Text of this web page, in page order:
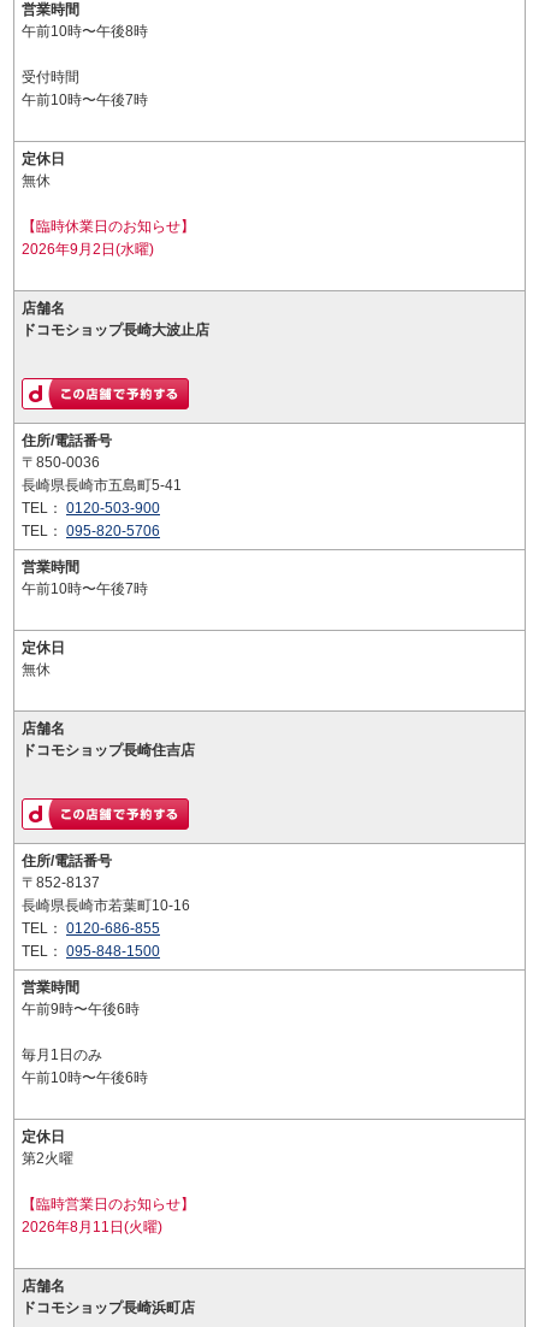
営業時間
午前10時〜午後8時
受付時間
午前10時〜午後7時
定休日
無休
【臨時休業日のお知らせ】
2026年9月2日(水曜)
店舗名
ドコモショップ長崎大波止店
住所/電話番号
〒850-0036
長崎県長崎市五島町5-41
TEL： 0120-503-900
TEL： 095-820-5706
営業時間
午前10時〜午後7時
定休日
無休
店舗名
ドコモショップ長崎住吉店
住所/電話番号
〒852-8137
長崎県長崎市若葉町10-16
TEL： 0120-686-855
TEL： 095-848-1500
営業時間
午前9時〜午後6時
毎月1日のみ
午前10時〜午後6時
定休日
第2火曜
【臨時営業日のお知らせ】
2026年8月11日(火曜)
店舗名
ドコモショップ長崎浜町店